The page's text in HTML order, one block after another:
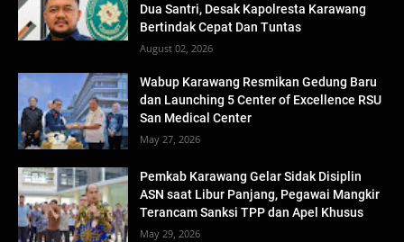
Dua Santri, Desak Kapolresta Karawang
Bertindak Cepat Dan Tuntas
August 02, 2026
Wabup Karawang Resmikan Gedung Baru
dan Launching 5 Center of Excellence RSU
San Medical Center
May 27, 2026
Pemkab Karawang Gelar Sidak Disiplin
ASN saat Libur Panjang, Pegawai Mangkir
Terancam Sanksi TPP dan Apel Khusus
May 29, 2026